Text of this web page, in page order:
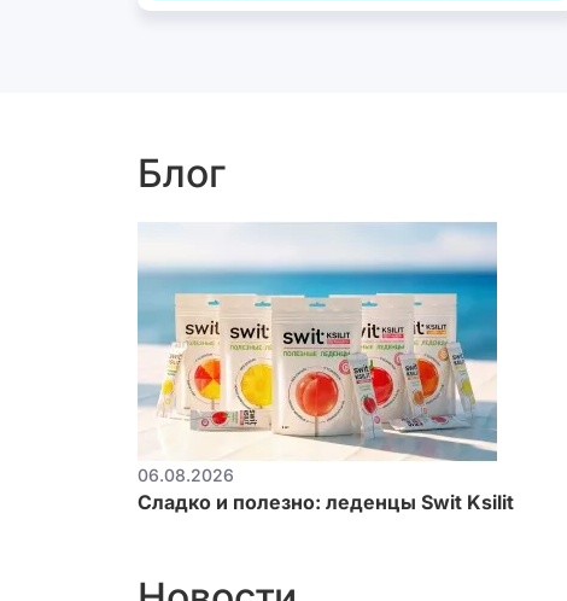
Блог
06.08.2026
Сладко и полезно: леденцы Swit Ksilit